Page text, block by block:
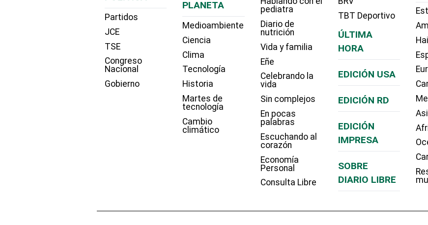
Partidos
JCE
TSE
Congreso
Nacional
Gobierno
PLANETA
Medioambiente
Ciencia
Clima
Tecnología
Historia
Martes de
tecnología
Cambio
climático
pediatra
Diario de
nutrición
Vida y familia
Eñe
Celebrando la
vida
Sin complejos
En pocas
palabras
Escuchando al
corazón
Economía
Personal
Consulta Libre
TBT Deportivo
ÚLTIMA
HORA
EDICIÓN USA
EDICIÓN RD
EDICIÓN
IMPRESA
SOBRE
DIARIO LIBRE